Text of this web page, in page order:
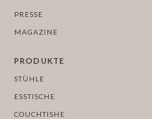
PRESSE
MAGAZINE
PRODUKTE
STÜHLE
ESSTISCHE
COUCHTISHE